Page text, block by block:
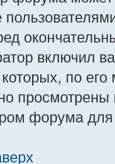
включил
по
форума